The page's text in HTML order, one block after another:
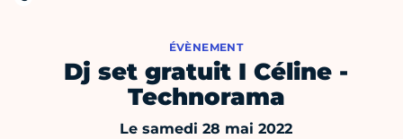
ÉVÈNEMENT
Dj set gratuit I Céline -
Technorama
Le samedi 28 mai 2022